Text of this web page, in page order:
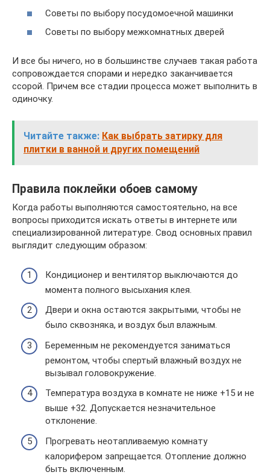
Советы по выбору посудомоечной машинки
Советы по выбору межкомнатных дверей
И все бы ничего, но в большинстве случаев такая работа
сопровождается спорами и нередко заканчивается
ссорой. Причем все стадии процесса может выполнить в
одиночку.
Читайте также: Как выбрать затирку для
плитки в ванной и других помещений
Правила поклейки обоев самому
Когда работы выполняются самостоятельно, на все
вопросы приходится искать ответы в интернете или
специализированной литературе. Свод основных правил
выглядит следующим образом:
Кондиционер и вентилятор выключаются до
момента полного высыхания клея.
Двери и окна остаются закрытыми, чтобы не
было сквозняка, и воздух был влажным.
Беременным не рекомендуется заниматься
ремонтом, чтобы спертый влажный воздух не
вызывал головокружение.
Температура воздуха в комнате не ниже +15 и не
выше +32. Допускается незначительное
отклонение.
Прогревать неотапливаемую комнату
калорифером запрещается. Отопление должно
быть включенным.